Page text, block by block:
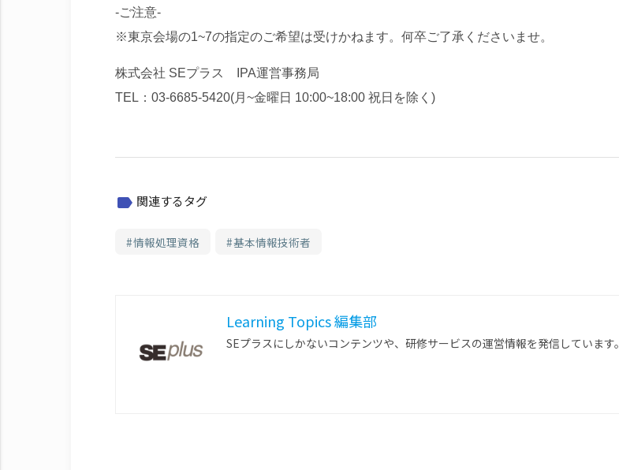
-ご注意-
※東京会場の1~7の指定のご希望は受けかねます。何卒ご了承くださいませ。
株式会社 SEプラス IPA運営事務局
TEL：03-6685-5420(月~金曜日 10:00~18:00 祝日を除く)
label 関連するタグ
情報処理資格 基本情報技術者
Learning Topics 編集部
SEプラスにしかないコンテンツや、研修サービスの運営情報を発信しています。